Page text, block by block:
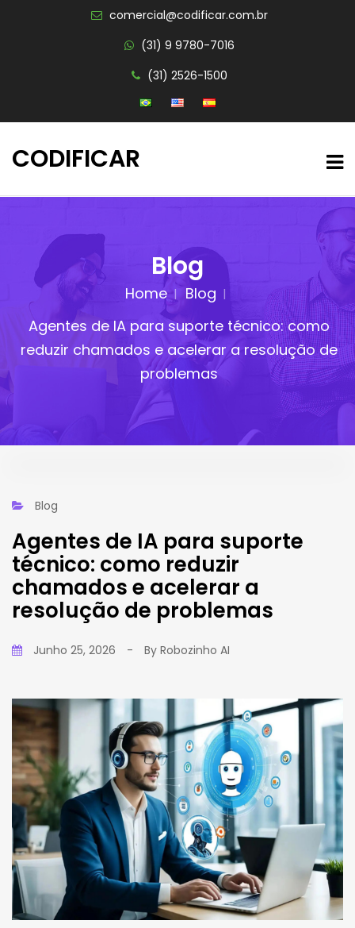
comercial@codificar.com.br
(31) 9 9780-7016
(31) 2526-1500
CODIFICAR
Blog
Home
Blog
Agentes de IA para suporte técnico: como
reduzir chamados e acelerar a resolução de
problemas
Blog
Agentes de IA para suporte
técnico: como reduzir
chamados e acelerar a
resolução de problemas
Junho 25, 2026 - By Robozinho AI